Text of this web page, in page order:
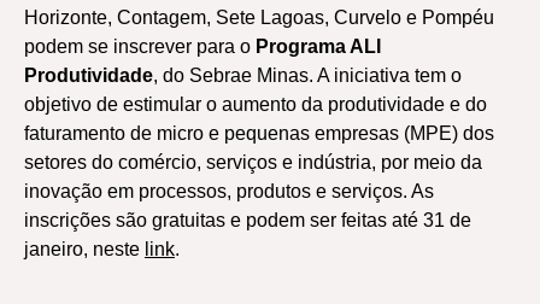
Horizonte, Contagem, Sete Lagoas, Curvelo e Pompéu
podem se inscrever para o Programa ALI
Produtividade, do Sebrae Minas. A iniciativa tem o
objetivo de estimular o aumento da produtividade e do
faturamento de micro e pequenas empresas (MPE) dos
setores do comércio, serviços e indústria, por meio da
inovação em processos, produtos e serviços. As
inscrições são gratuitas e podem ser feitas até 31 de
janeiro, neste link.